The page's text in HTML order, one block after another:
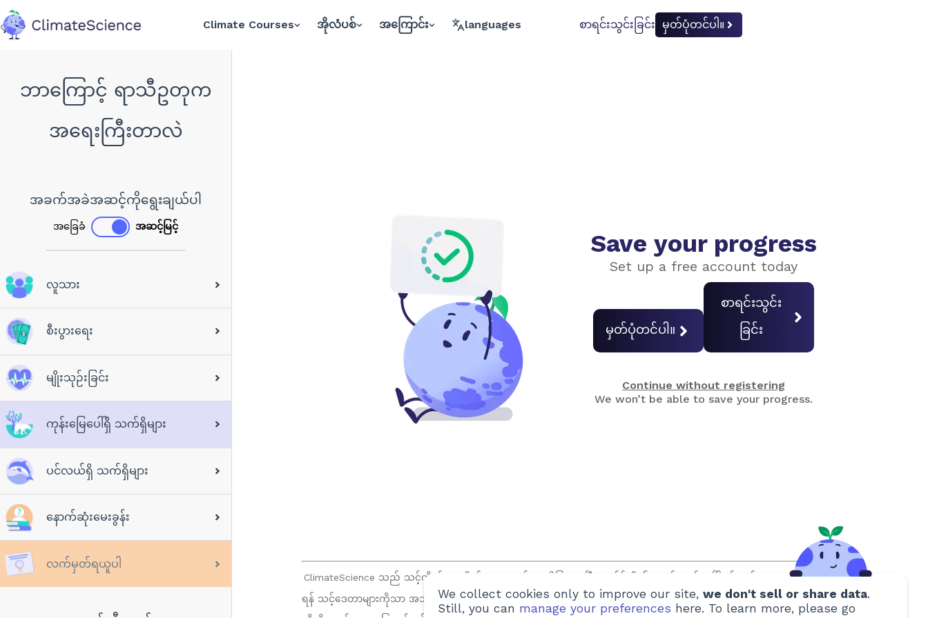
back to home Climate Courses အိုလံပစ် အကြောင်း languages စာရင်းသွင်းခြင်း မှတ်ပုံတင်ပါ။
ဘာကြောင့် ရာသီဥတုက
အရေးကြီးတာလဲ
အခက်အခဲအဆင့်ကိုရွေးချယ်ပါ
အခြေခံ အဆင့်မြင့်
လူသား
စီးပွားရေး
မျိုးသုဉ်းခြင်း
ကုန်းမြေပေါ်ရှိ သက်ရှိများ
ပင်လယ်ရှိ သက်ရှိများ
နောက်ဆုံးမေးခွန်း
လက်မှတ်ရယူပါ
Save your progress
Set up a free account today
မှတ်ပုံတင်ပါ။
စာရင်းသွင်း
ခြင်း
Continue without registering
We won’t be able to save your progress.
ClimateScience သည် သင့်ကိုယ်ရေးကိုယ်တာအတွက် ကတိပြုထားပြီး ကျွန်ုပ်တို့၏ပလက်ဖောင်းပေါ်တွင် သင့်အတွေ့အကြုံကို မြှင့်တင်
ရန် သင့်ဒေတာများကိုသာ အသုံးပြုပါသည်။ သင်၏ဖော်ပြခွင့်ပြုချက်မရှိဘဲ သင့်အချက်အလက်များကို ရောင်းချခြင်း သို့မဟုတ် မျှဝေခြင်း
We collect cookies only to improve our site, we don't sell or share data.
Still, you can manage your preferences here. To learn more, please go